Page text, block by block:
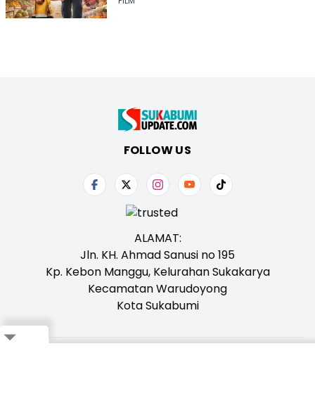
FOLLOW US
ALAMAT:
Jln. KH. Ahmad Sanusi no 195
Kp. Kebon Manggu, Kelurahan Sukakarya
Kecamatan Warudoyong
Kota Sukabumi